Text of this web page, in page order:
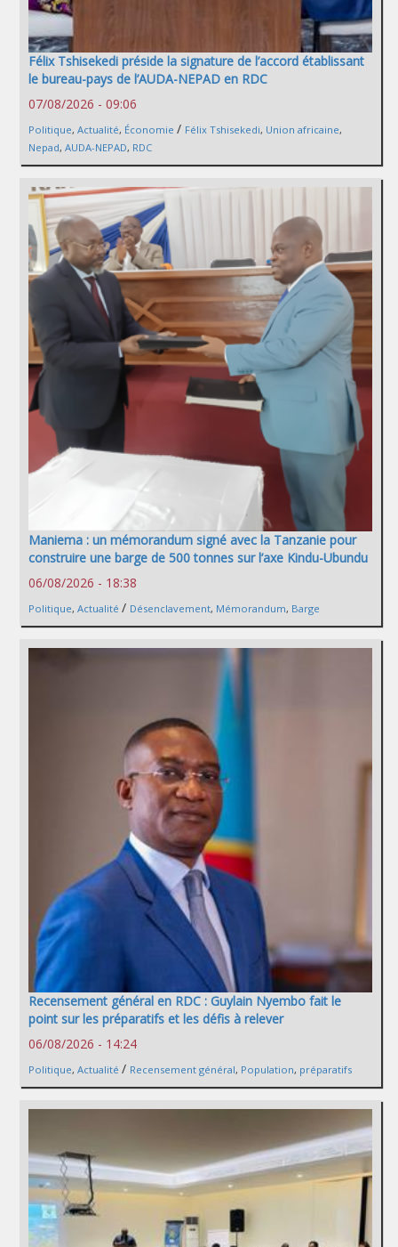
Félix Tshisekedi préside la signature de l’accord établissant
le bureau-pays de l’AUDA-NEPAD en RDC
07/08/2026 - 09:06
Politique, Actualité, Économie / Félix Tshisekedi, Union africaine,
Nepad, AUDA-NEPAD, RDC
Maniema : un mémorandum signé avec la Tanzanie pour
construire une barge de 500 tonnes sur l’axe Kindu-Ubundu
06/08/2026 - 18:38
Politique, Actualité / Désenclavement, Mémorandum, Barge
Recensement général en RDC : Guylain Nyembo fait le
point sur les préparatifs et les défis à relever
06/08/2026 - 14:24
Politique, Actualité / Recensement général, Population, préparatifs